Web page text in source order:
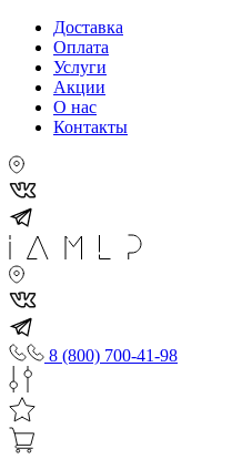
Доставка
Оплата
Услуги
Акции
О нас
Контакты
8 (800) 700-41-98